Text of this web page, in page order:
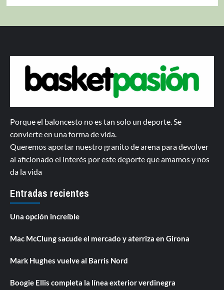
Porque el baloncesto no es tan solo un deporte. Se
convierte en una forma de vida.
Queremos aportar nuestro granito de arena para devolver
al aficionado el interés por este deporte que amamos y nos
da la vida
Entradas recientes
Una opción increíble
Mac McClung sacude el mercado y aterriza en Girona
Mark Hughes vuelve al Barris Nord
Boogie Ellis completa la línea exterior verdinegra